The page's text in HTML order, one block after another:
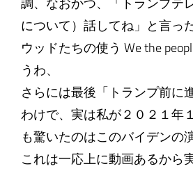
調、なおかつ、「トランプテ
について）話してね」と言っ
ウッドたちの使う We the
うわ、
さらには最後「トランプ前に
わけで、実は私が２０２１年
も驚いたのはこのバイデンの
これは一応上に動画あるから